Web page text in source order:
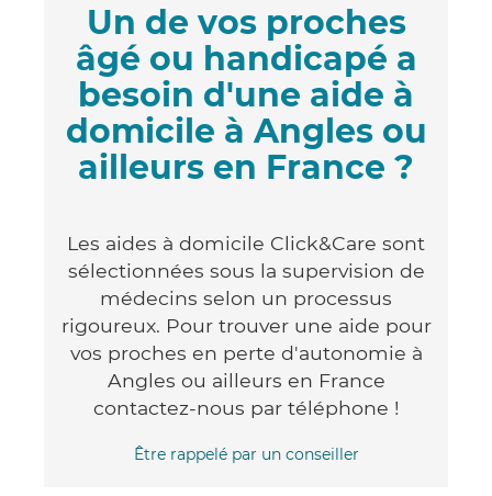
Un de vos proches
âgé ou handicapé a
besoin d'une aide à
domicile à Angles ou
ailleurs en France ?
Les aides à domicile Click&Care sont
sélectionnées sous la supervision de
médecins selon un processus
rigoureux. Pour trouver une aide pour
vos proches en perte d'autonomie à
Angles ou ailleurs en France
contactez-nous par téléphone !
Être rappelé par un conseiller